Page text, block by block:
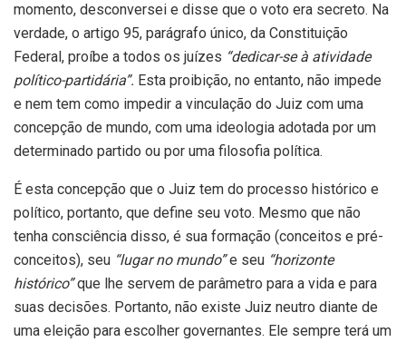
momento, desconversei e disse que o voto era secreto. Na
verdade, o artigo 95, parágrafo único, da Constituição
Federal, proíbe a todos os juízes “dedicar-se à atividade
político-partidária”. Esta proibição, no entanto, não impede
e nem tem como impedir a vinculação do Juiz com uma
concepção de mundo, com uma ideologia adotada por um
determinado partido ou por uma filosofia política.
É esta concepção que o Juiz tem do processo histórico e
político, portanto, que define seu voto. Mesmo que não
tenha consciência disso, é sua formação (conceitos e pré-
conceitos), seu “lugar no mundo”e seu “horizonte
histórico”que lhe servem de parâmetro para a vida e para
suas decisões. Portanto, não existe Juiz neutro diante de
uma eleição para escolher governantes. Ele sempre terá um